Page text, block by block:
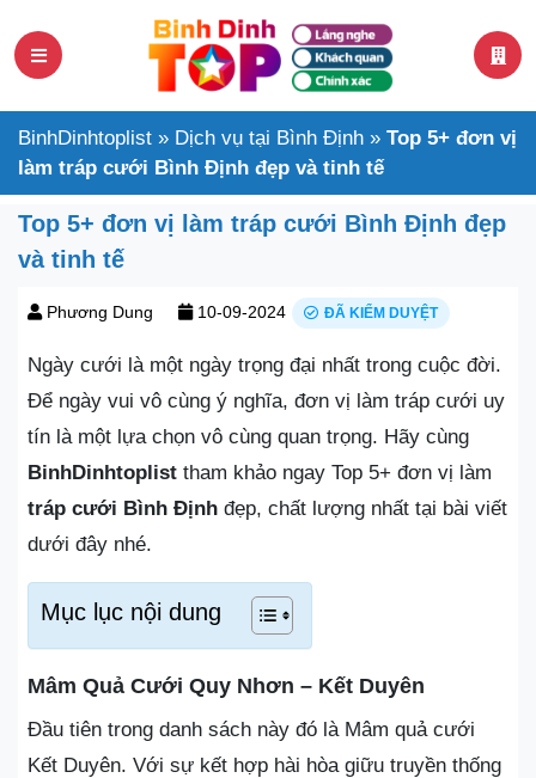
BinhDinhtoplist » Dịch vụ tại Bình Định » Top 5+ đơn vị
làm tráp cưới Bình Định đẹp và tinh tế
Top 5+ đơn vị làm tráp cưới Bình Định đẹp
và tinh tế
Phương Dung 10-09-2024 ĐÃ KIỂM DUYỆT
Ngày cưới là một ngày trọng đại nhất trong cuộc đời.
Để ngày vui vô cùng ý nghĩa, đơn vị làm tráp cưới uy
tín là một lựa chọn vô cùng quan trọng. Hãy cùng
BinhDinhtoplist tham khảo ngay Top 5+ đơn vị làm
tráp cưới Bình Định đẹp, chất lượng nhất tại bài viết
dưới đây nhé.
Mục lục nội dung
Mâm Quả Cưới Quy Nhơn – Kết Duyên
Đầu tiên trong danh sách này đó là Mâm quả cưới
Kết Duyên. Với sự kết hợp hài hòa giữu truyền thống